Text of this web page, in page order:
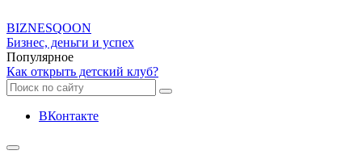
BIZNESQOON
Бизнес, деньги и успех
Популярное
Как открыть детский клуб?
ВКонтакте